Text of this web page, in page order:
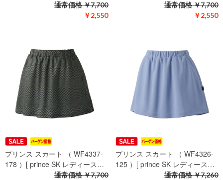
￥2,550
通常価格￥7,700
￥2,550
通常価格￥7,700
プリンス スカート （ WF4337-
178 ）[ prince SK レディース…
通常価格￥7,700
プリンス スカート （ WF4326-
125 ）[ prince SK レディース…
通常価格￥7,260